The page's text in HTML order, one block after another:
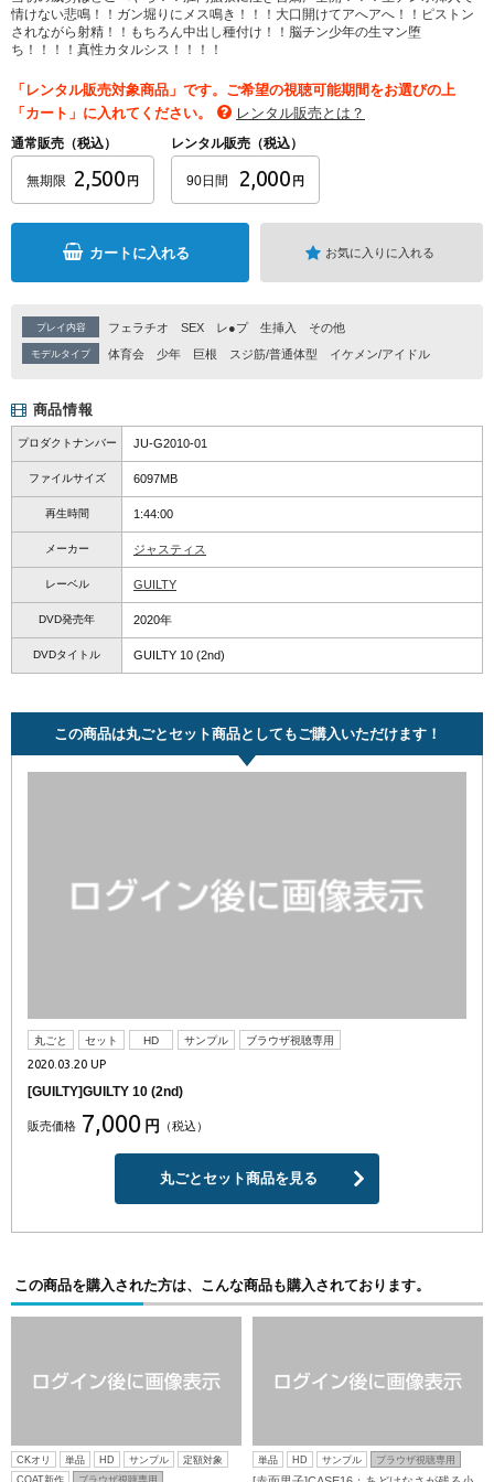
情けない悲鳴！！ガン堀りにメス鳴き！！！大口開けてアへアへ！！ピストン
されながら射精！！もちろん中出し種付け！！脳チン少年の生マン堕
ち！！！！真性カタルシス！！！！
「レンタル販売対象商品」です。ご希望の視聴可能期間をお選びの上
「カート」に入れてください。
レンタル販売とは？
通常販売（税込）
無期限 2,500 円
レンタル販売（税込）
90日間 2,000 円
カートに入れる お気に入りに入れる
プレイ内容 フェラチオ SEX レ●プ 生挿入 その他
モデルタイプ 体育会 少年 巨根 スジ筋/普通体型 イケメン/アイドル
商品情報
プロダクトナンバー JU-G2010-01
ファイルサイズ 6097MB
再生時間 1:44:00
メーカー ジャスティス
レーベル GUILTY
DVD発売年 2020年
DVDタイトル GUILTY 10 (2nd)
この商品は丸ごとセット商品としてもご購入いただけます！
丸ごと セット HD サンプル ブラウザ視聴専用
2020.03.20 UP
[GUILTY]GUILTY 10 (2nd)
販売価格 7,000 円 （税込）
丸ごとセット商品を見る
この商品を購入された方は、こんな商品も購入されております。
CKオリ 単品 HD サンプル
定額対象
単品 HD サンプル ブラウザ視聴専用